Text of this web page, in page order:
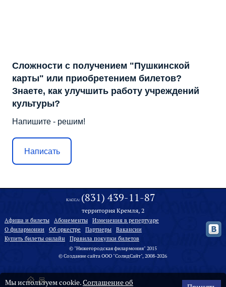
Сложности с получением "Пушкинской
карты" или приобретением билетов?
Знаете, как улучшить работу учреждений
культуры?
Напишите - решим!
Написать
КАССА: (831) 439-11-87
территория Кремля, 2
Афиша и билеты Абонементы
Изменения в репертуаре
О филармонии
Oб оркестре Партнеры
Вакансии
Купить билеты онлайн
Правила покупки билетов
© "Нижегородская филармония" 2015
©Создание сайтаООО "СолидСайт", 2008-2026
Мы используем cookie.Соглашение об